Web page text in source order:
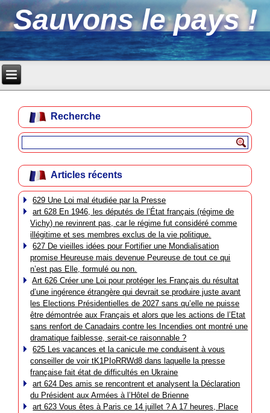
Sauvons le pays !
Recherche
Articles récents
629 Une Loi mal étudiée par la Presse
art 628 En 1946, les députés de l’État français (régime de
Vichy) ne revinrent pas, car le régime fut considéré comme
illégitime et ses membres exclus de la vie politique.
627 De vieilles idées pour Fortifier une Mondialisation
promise Heureuse mais devenue Peureuse de tout ce qui
n’est pas Elle, formulé ou non.
Art 626 Créer une Loi pour protéger les Français du résultat
d’une ingérence étrangère qui devrait se produire juste avant
les Elections Présidentielles de 2027 sans qu’elle ne puisse
être démontrée aux Français et alors que les actions de l’Etat
sans renfort de Canadairs contre les Incendies ont montré une
dramatique faiblesse, serait-ce raisonnable ?
625 Les vacances et la canicule me conduisent à vous
conseiller de voir tK1PIoRRWd8 dans laquelle la presse
française fait état de difficultés en Ukraine
art 624 Des amis se rencontrent et analysent la Déclaration
du Président aux Armées à l’Hôtel de Brienne
art 623 Vous êtes à Paris ce 14 juillet ? A 17 heures, Place